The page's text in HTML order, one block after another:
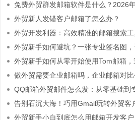
免费外贸群发邮箱软件是什么？2026
外贸新人发错客户邮箱了怎么办？
外贸开发利器：高效精准的邮箱搜索
外贸新手如何避坑？一张专业签名图
外贸新手如何从零开始使用Tom邮箱，
做外贸需要企业邮箱吗，企业邮箱对
外贸公司必须选择
QQ邮箱外贸邮件怎么发：从零基础到
告别石沉大海！巧用Gmail玩转外贸客
开率飙升
外贸新手小白到底怎么用邮箱开发客户